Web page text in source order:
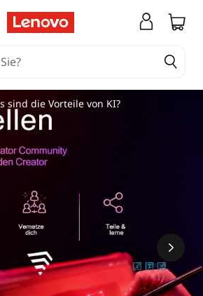
sind die Vorteile von KI?